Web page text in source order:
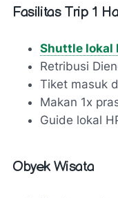
Fasilitas Trip 1
Shuttle lokal
Retribusi
Tiket masuk
Makan 1x
Guide lokal
Obyek Wisata